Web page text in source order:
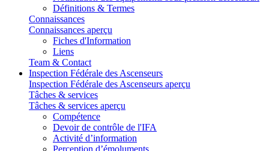
Définitions & Termes
Connaissances
Connaissances aperçu
Fiches d'Information
Liens
Team & Contact
Inspection Fédérale des Ascenseurs
Inspection Fédérale des Ascenseurs aperçu
Tâches & services
Tâches & services aperçu
Compétence
Devoir de contrôle de l'IFA
Activité d’information
Perception d’émoluments